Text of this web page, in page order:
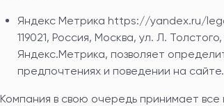
Яндекс Метрика https://yandex.ru/
119021, Россия, Москва, ул. Л.
Яндекс.Метрика, позволяет
предпочтениях и поведении на сайте.
Компания в свою очередь принимает